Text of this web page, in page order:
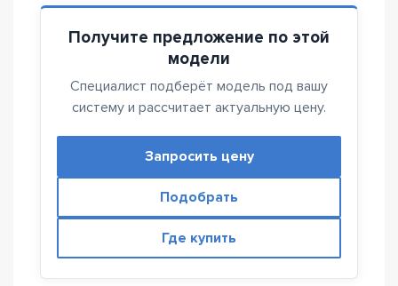
Получите предложение по этой
модели
Специалист подберёт модель под вашу
систему и рассчитает актуальную цену.
Запросить цену
Подобрать
Где купить